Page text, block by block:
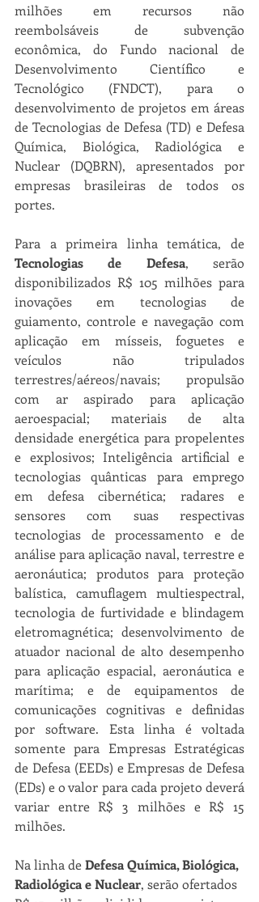
milhões em recursos não
reembolsáveis de subvenção
econômica, do Fundo nacional de
Desenvolvimento Científico e
Tecnológico (FNDCT), para o
desenvolvimento de projetos em áreas
de Tecnologias de Defesa (TD) e Defesa
Química, Biológica, Radiológica e
Nuclear (DQBRN), apresentados por
empresas brasileiras de todos os
portes.
Tecnologias de Defesa, serão
disponibilizados R$ 105 milhões para
inovações em tecnologias de
guiamento, controle e navegação com
aplicação em mísseis, foguetes e
veículos não tripulados
terrestres/aéreos/navais; propulsão
com ar aspirado para aplicação
aeroespacial; materiais de alta
densidade energética para propelentes
e explosivos; Inteligência artificial e
tecnologias quânticas para emprego
em defesa cibernética; radares e
sensores com suas respectivas
tecnologias de processamento e de
análise para aplicação naval, terrestre e
aeronáutica; produtos para proteção
balística, camuflagem multiespectral,
tecnologia de furtividade e blindagem
eletromagnética; desenvolvimento de
atuador nacional de alto desempenho
para aplicação espacial, aeronáutica e
marítima; e de equipamentos de
comunicações cognitivas e definidas
por software. Esta linha é voltada
somente para Empresas Estratégicas
de Defesa (EEDs) e Empresas de Defesa
(EDs) e o valor para cada projeto deverá
variar entre R$ 3 milhões e R$ 15
milhões.
Na linha de Defesa Química, Biológica,
Radiológica e Nuclear, serão ofertados